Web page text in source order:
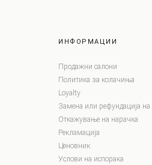
ИНФОРМАЦИИ
Продажни салони
Политика за колачиња
Loyalty
Замена или рефундација
Откажување на нарачка
Рекламација
Ценовник
Услови на испорака